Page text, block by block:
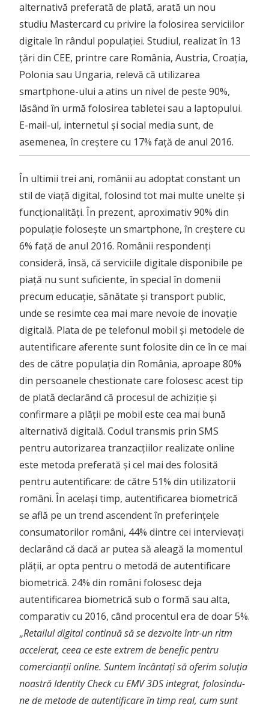
alternativă preferată de plată, arată un nou
studiu Mastercard cu privire la folosirea serviciilor
digitale în rândul populației. Studiul, realizat în 13
țări din CEE, printre care România, Austria, Croația,
Polonia sau Ungaria, relevă că utilizarea
smartphone-ului a atins un nivel de peste 90%,
lăsând în urmă folosirea tabletei sau a laptopului.
E-mail-ul, internetul și social media sunt, de
asemenea, în creștere cu 17% față de anul 2016.
În ultimii trei ani, românii au adoptat constant un
stil de viață digital, folosind tot mai multe unelte și
funcționalități. În prezent, aproximativ 90% din
populație folosește un smartphone, în creștere cu
6% față de anul 2016. Românii respondenți
consideră, însă, că serviciile digitale disponibile pe
piață nu sunt suficiente, în special în domenii
precum educație, sănătate și transport public,
unde se resimte cea mai mare nevoie de inovație
digitală. Plata de pe telefonul mobil și metodele de
autentificare aferente sunt folosite din ce în ce mai
des de către populația din România, aproape 80%
din persoanele chestionate care folosesc acest tip
de plată declarând că procesul de achiziție și
confirmare a plății pe mobil este cea mai bună
alternativă digitală. Codul transmis prin SMS
pentru autorizarea tranzacțiilor realizate online
este metoda preferată și cel mai des folosită
pentru autentificare: de către 51% din utilizatorii
români. În același timp, autentificarea biometrică
se află pe un trend ascendent în preferințele
consumatorilor români, 44% dintre cei intervievați
declarând că dacă ar putea să aleagă la momentul
plății, ar opta pentru o metodă de autentificare
biometrică. 24% din români folosesc deja
autentificarea biometrică sub o formă sau alta,
comparativ cu 2016, când procentul era de doar 5%.
„Retailul digital continuă să se dezvolte într-un ritm
accelerat, ceea ce este extrem de benefic pentru
comercianții online. Suntem încântați să oferim soluția
noastră Identity Check cu EMV 3DS integrat, folosindu-
ne de metode de autentificare în timp real, cum sunt